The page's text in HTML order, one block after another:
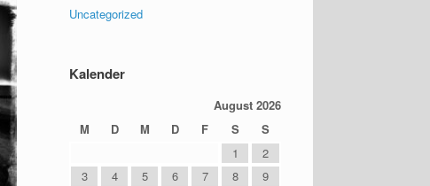
Uncategorized
Kalender
August 2026
M
D M D F S
S
1
2
3
4 5 6 7 8
9